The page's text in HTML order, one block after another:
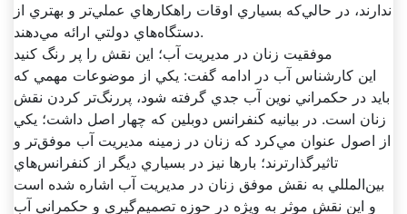
ندارند، در حالي‌که بسياري اوقات راهکارهاي عملي‌تر و بهتري از
دستگاه‌هاي دولتي ارائه مي‌دهند.
موفقيت زنان در مديريت آب؛ اين نقش را پر رنگ کنيد
اين کارشناس آب در ادامه گفت: يکي از موضوعات مهمي که
بايد در حکمراني نوين آب جدي گرفته شود، پررنگ‌تر کردن نقش
زنان است. در بيانيه کنفرانس دوبلين که چهار اصل داشت؛ يکي
از اصول عنوان مي‌کرد که زنان در زمينه مديريت آب موفق‌تر و
تاثيرگذارترند؛ بارها نيز در بسياري ديگر از کنفرانس‌هاي
بين‌المللي به نقش موفق زنان در مديريت آب اشاره شده است
و اين نقش موثر به ويژه در حوزه تصميم‌گيري و حکمراني آب